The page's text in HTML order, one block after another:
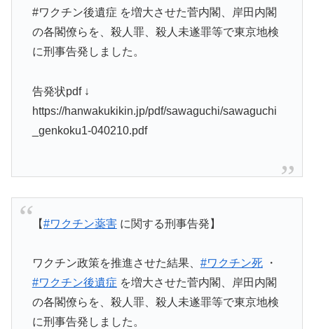
#ワクチン後遺症 を増大させた菅内閣、岸田内閣
の各閣僚らを、殺人罪、殺人未遂罪等で東京地検
に刑事告発しました。
告発状pdf ↓
https://hanwakukikin.jp/pdf/sawaguchi/sawaguchi
_genkoku1-040210.pdf
【#ワクチン薬害に関する刑事告発】
ワクチン政策を推進させた結果、 #ワクチン死・
#ワクチン後遺症 を増大させた菅内閣、岸田内閣
の各閣僚らを、殺人罪、殺人未遂罪等で東京地検
に刑事告発しました。